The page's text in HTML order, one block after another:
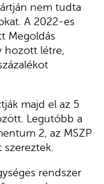
nem tudta
A 2022-es
Megoldás
hozott létre,
majd el az 5
Legutóbb a
2, az MSZP
rendszer